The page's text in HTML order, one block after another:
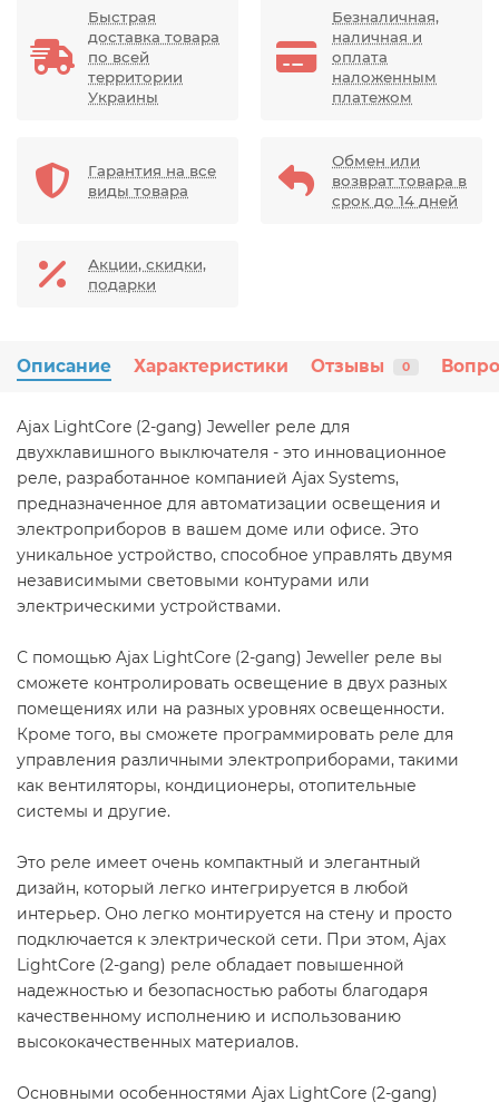
Быстрая
доставка товара
по всей
территории
Украины
Безналичная,
наличная и
оплата
наложенным
платежом
Гарантия на все
виды товара
Обмен или
возврат товара в
срок до 14 дней
Акции, скидки,
подарки
Описание Характеристики Отзывы 0
Ajax LightCore (2-gang) Jeweller реле для
двухклавишного выключателя - это инновационное
реле, разработанное компанией Ajax Systems,
предназначенное для автоматизации освещения и
электроприборов в вашем доме или офисе. Это
уникальное устройство, способное управлять двумя
независимыми световыми контурами или
электрическими устройствами.
С помощью Ajax LightCore (2-gang) Jeweller реле вы
сможете контролировать освещение в двух разных
помещениях или на разных уровнях освещенности.
Кроме того, вы сможете программировать реле для
управления различными электроприборами, такими
как вентиляторы, кондиционеры, отопительные
системы и другие.
Это реле имеет очень компактный и элегантный
дизайн, который легко интегрируется в любой
интерьер. Оно легко монтируется на стену и просто
подключается к электрической сети. При этом, Ajax
LightCore (2-gang) реле обладает повышенной
надежностью и безопасностью работы благодаря
качественному исполнению и использованию
высококачественных материалов.
Основными особенностями Ajax LightCore (2-gang)